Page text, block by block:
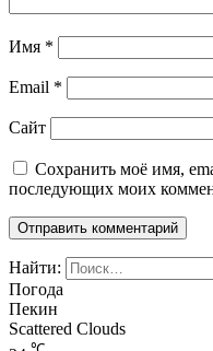
Имя *
Email *
Сайт
Сохранить моё имя,
последующих моих
Найти:
Погода
Пекин
Scattered Clouds